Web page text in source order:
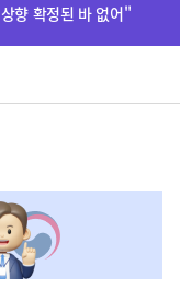
향 확정된 바 없어"